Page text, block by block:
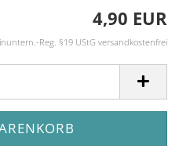
4,90 EUR
Reg. §19 UStG versandkostenfrei